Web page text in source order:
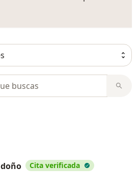
Cita verificada